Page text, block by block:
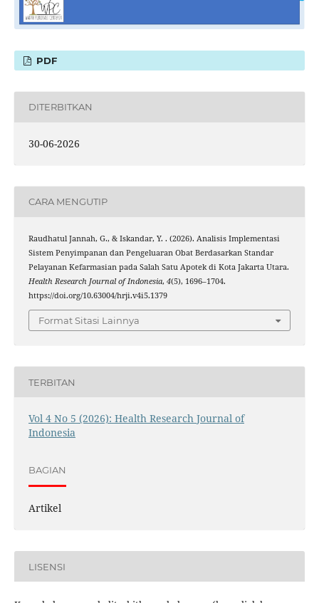
PDF
DITERBITKAN
30-06-2026
CARA MENGUTIP
Raudhatul Jannah, G., & Iskandar, Y. . (2026). Analisis Implementasi
Sistem Penyimpanan dan Pengeluaran Obat Berdasarkan Standar
Pelayanan Kefarmasian pada Salah Satu Apotek di Kota Jakarta Utara.
Health Research Journal of Indonesia, 4(5), 1696–1704.
https://doi.org/10.63004/hrji.v4i5.1379
Format Sitasi Lainnya
TERBITAN
Vol 4 No 5 (2026): Health Research Journal of
Indonesia
BAGIAN
Artikel
LISENSI